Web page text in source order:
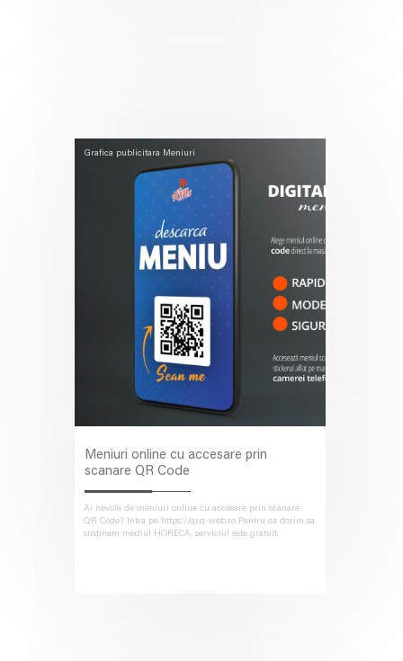
Grafica publicitara Meniuri
Meniuri online cu accesare prin
scanare QR Code
Ai nevoie de meniuri online cu accesare prin scanare
QR Code? Intra pe https://qr.q-web.ro Pentru ca dorim sa
susținem mediul HORECA, serviciul este gratuit.